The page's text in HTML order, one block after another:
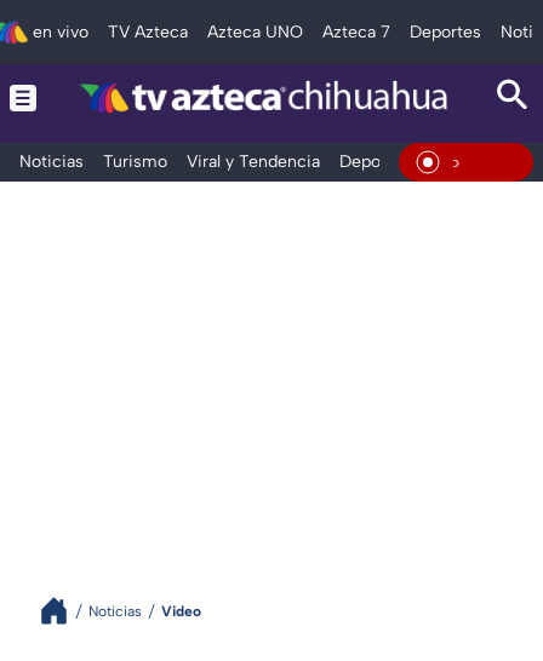
en vivo TV Azteca Azteca UNO Azteca 7 Deportes
Noticias Turismo Viral y Tendencia Deportes Espectáculos
En
Noticias Video